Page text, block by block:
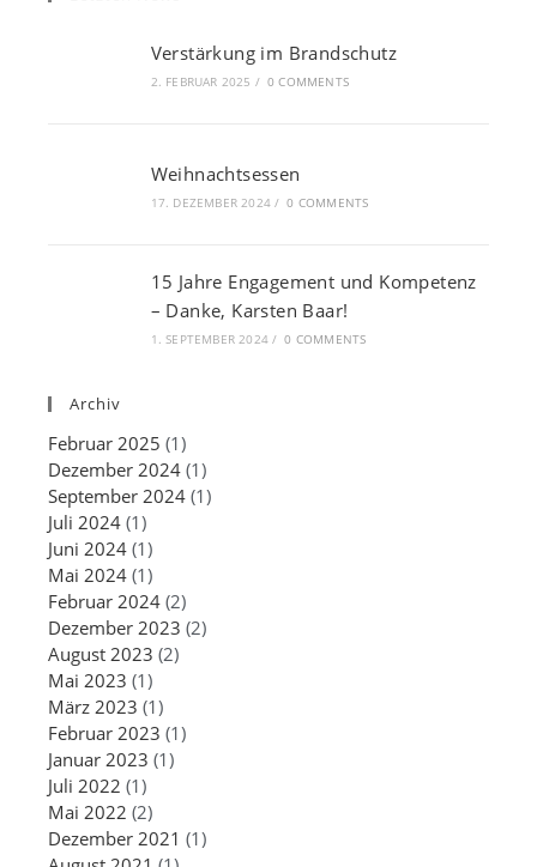
Verstärkung im Brandschutz
2. FEBRUAR 2025 / 0 COMMENTS
Weihnachtsessen
17. DEZEMBER 2024 / 0 COMMENTS
15 Jahre Engagement und Kompetenz
– Danke, Karsten Baar!
1. SEPTEMBER 2024 / 0 COMMENTS
Archiv
Februar 2025 (1)
Dezember 2024 (1)
September 2024 (1)
Juli 2024 (1)
Juni 2024 (1)
Mai 2024 (1)
Februar 2024 (2)
Dezember 2023 (2)
August 2023 (2)
Mai 2023 (1)
März 2023 (1)
Februar 2023 (1)
Januar 2023 (1)
Juli 2022 (1)
Mai 2022 (2)
Dezember 2021 (1)